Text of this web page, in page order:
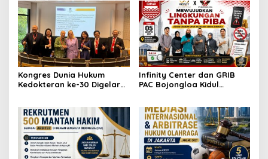
Kongres Dunia Hukum
Kedokteran ke-30 Digelar
Kesehatan di Era AI dan
Teknologi
Infinity Center dan GRIB
PAC Bojongloa Kidul
Tanpa Riba